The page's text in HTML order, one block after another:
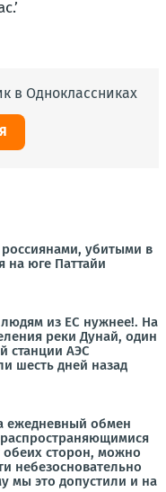
в Одноклассниках
убитыми в
на юге Паттайи
из ЕС нужнее!. На
реки Дунай, один
станции АЭС
шесть дней назад
ежедневный обмен
сторон, можно
небезосновательно
мы это допустили и на